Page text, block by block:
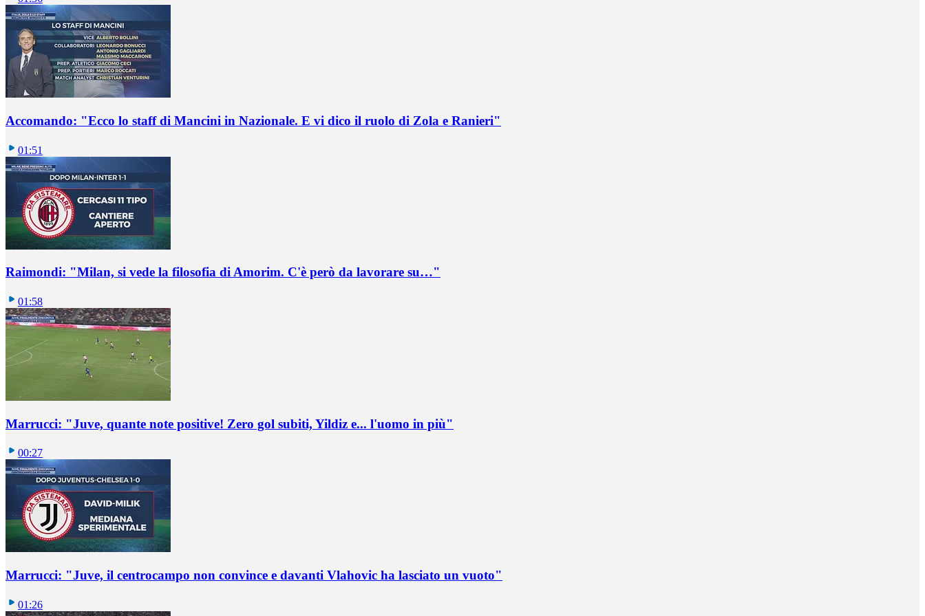
Accomando: "Ecco lo staff di Mancini in Nazionale. E vi dico il ruolo di Zola e Ranieri"
01:51
Raimondi: "Milan, si vede la filosofia di Amorim. C'è però da lavorare su…"
01:58
Marrucci: "Juve, quante note positive! Zero gol subiti, Yildiz e... l'uomo in più"
00:27
Marrucci: "Juve, il centrocampo non convince e davanti Vlahovic ha lasciato un vuoto"
01:26